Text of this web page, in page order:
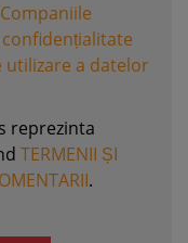
Companiile
utilizare a datelor
reprezinta
TERMENII ȘI
.